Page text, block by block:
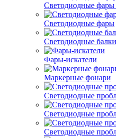
Светодиодные фары
Светодиодные фары
Светодиодные балки
Фары-искатели
Маркерные фонари
Светодиодные
Светодиодные
Светодиодные